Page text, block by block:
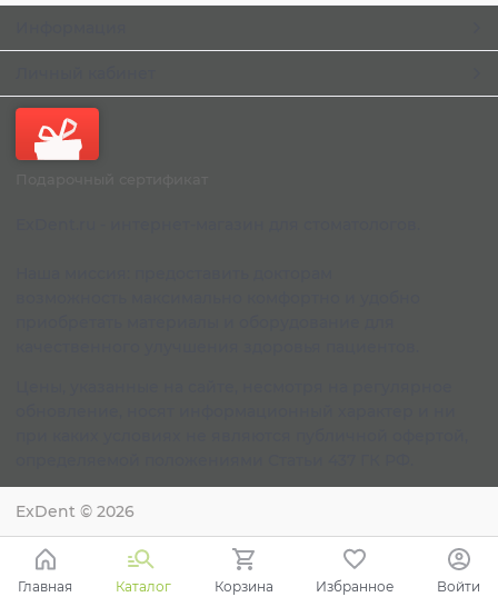
ExDent © 2026
Главная Каталог Корзина Избранное Войти